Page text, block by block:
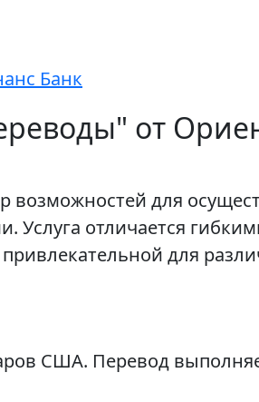
Банк
от
возможностей для
Услуга отличается
для
США. Перевод